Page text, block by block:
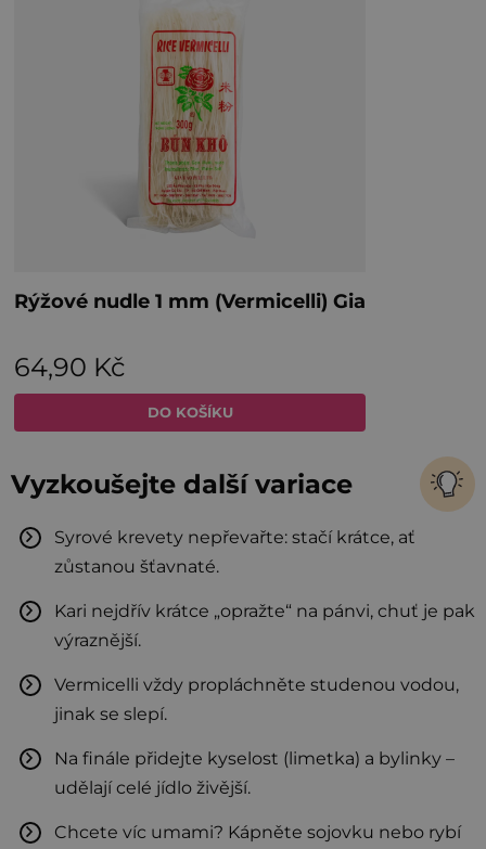
Vyzkoušejte další variace
Syrové krevety nepřevařte: stačí krátce, ať
zůstanou šťavnaté.
Kari nejdřív krátce „opražte“ na pánvi, chuť je pak
výraznější.
Vermicelli vždy propláchněte studenou vodou,
jinak se slepí.
Na finále přidejte kyselost (limetka) a bylinky –
udělají celé jídlo živější.
Chcete víc umami? Kápněte sojovku nebo rybí